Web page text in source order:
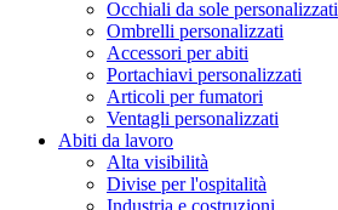
Occhiali da sole personalizzati
Ombrelli personalizzati
Accessori per abiti
Portachiavi personalizzati
Articoli per fumatori
Ventagli personalizzati
Abiti da lavoro
Alta visibilità
Divise per l'ospitalità
Industria e costruzioni